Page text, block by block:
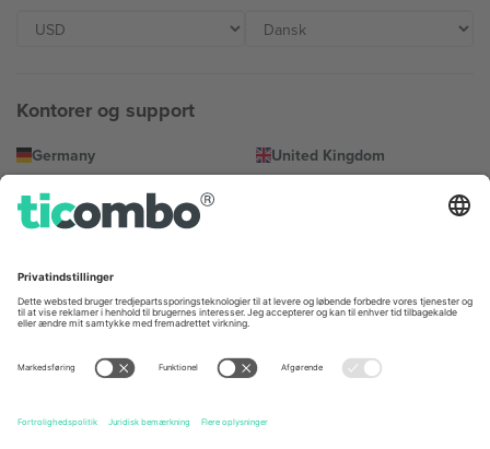
Kontorer og support
Germany
Berlin, Germany
United Kingdom
United States
131 Continental Dr, Suite 305,
Newark, Delaware 19713, United
Dorfstrasse 52a, 6390
Regus Sofia City West, bul
UAE Dubai Silicon Oasis, DDP